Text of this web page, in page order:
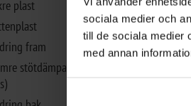
sociala medier och
till de sociala medier
med annan
plast
fram
stötdämpare
13 0010-
32,00 kr
LÄGG I